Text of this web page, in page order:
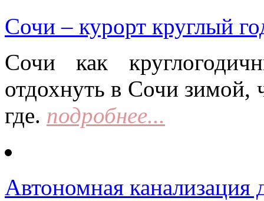
Сочи – курорт круглый
Сочи как
отдохнуть в Сочи зимой,
где. подробнее...
Автономная канализация